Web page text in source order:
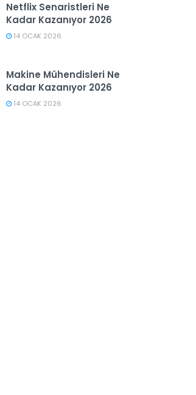
Netflix Senaristleri Ne
Kadar Kazanıyor 2026
14 OCAK 2026
Makine Mühendisleri Ne
Kadar Kazanıyor 2026
14 OCAK 2026